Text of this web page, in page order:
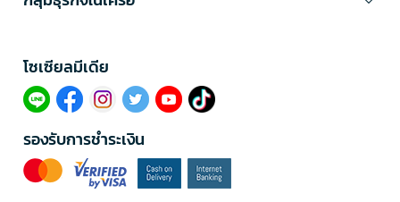
โซเซียลมีเดีย​
รองรับการชำระเงิน